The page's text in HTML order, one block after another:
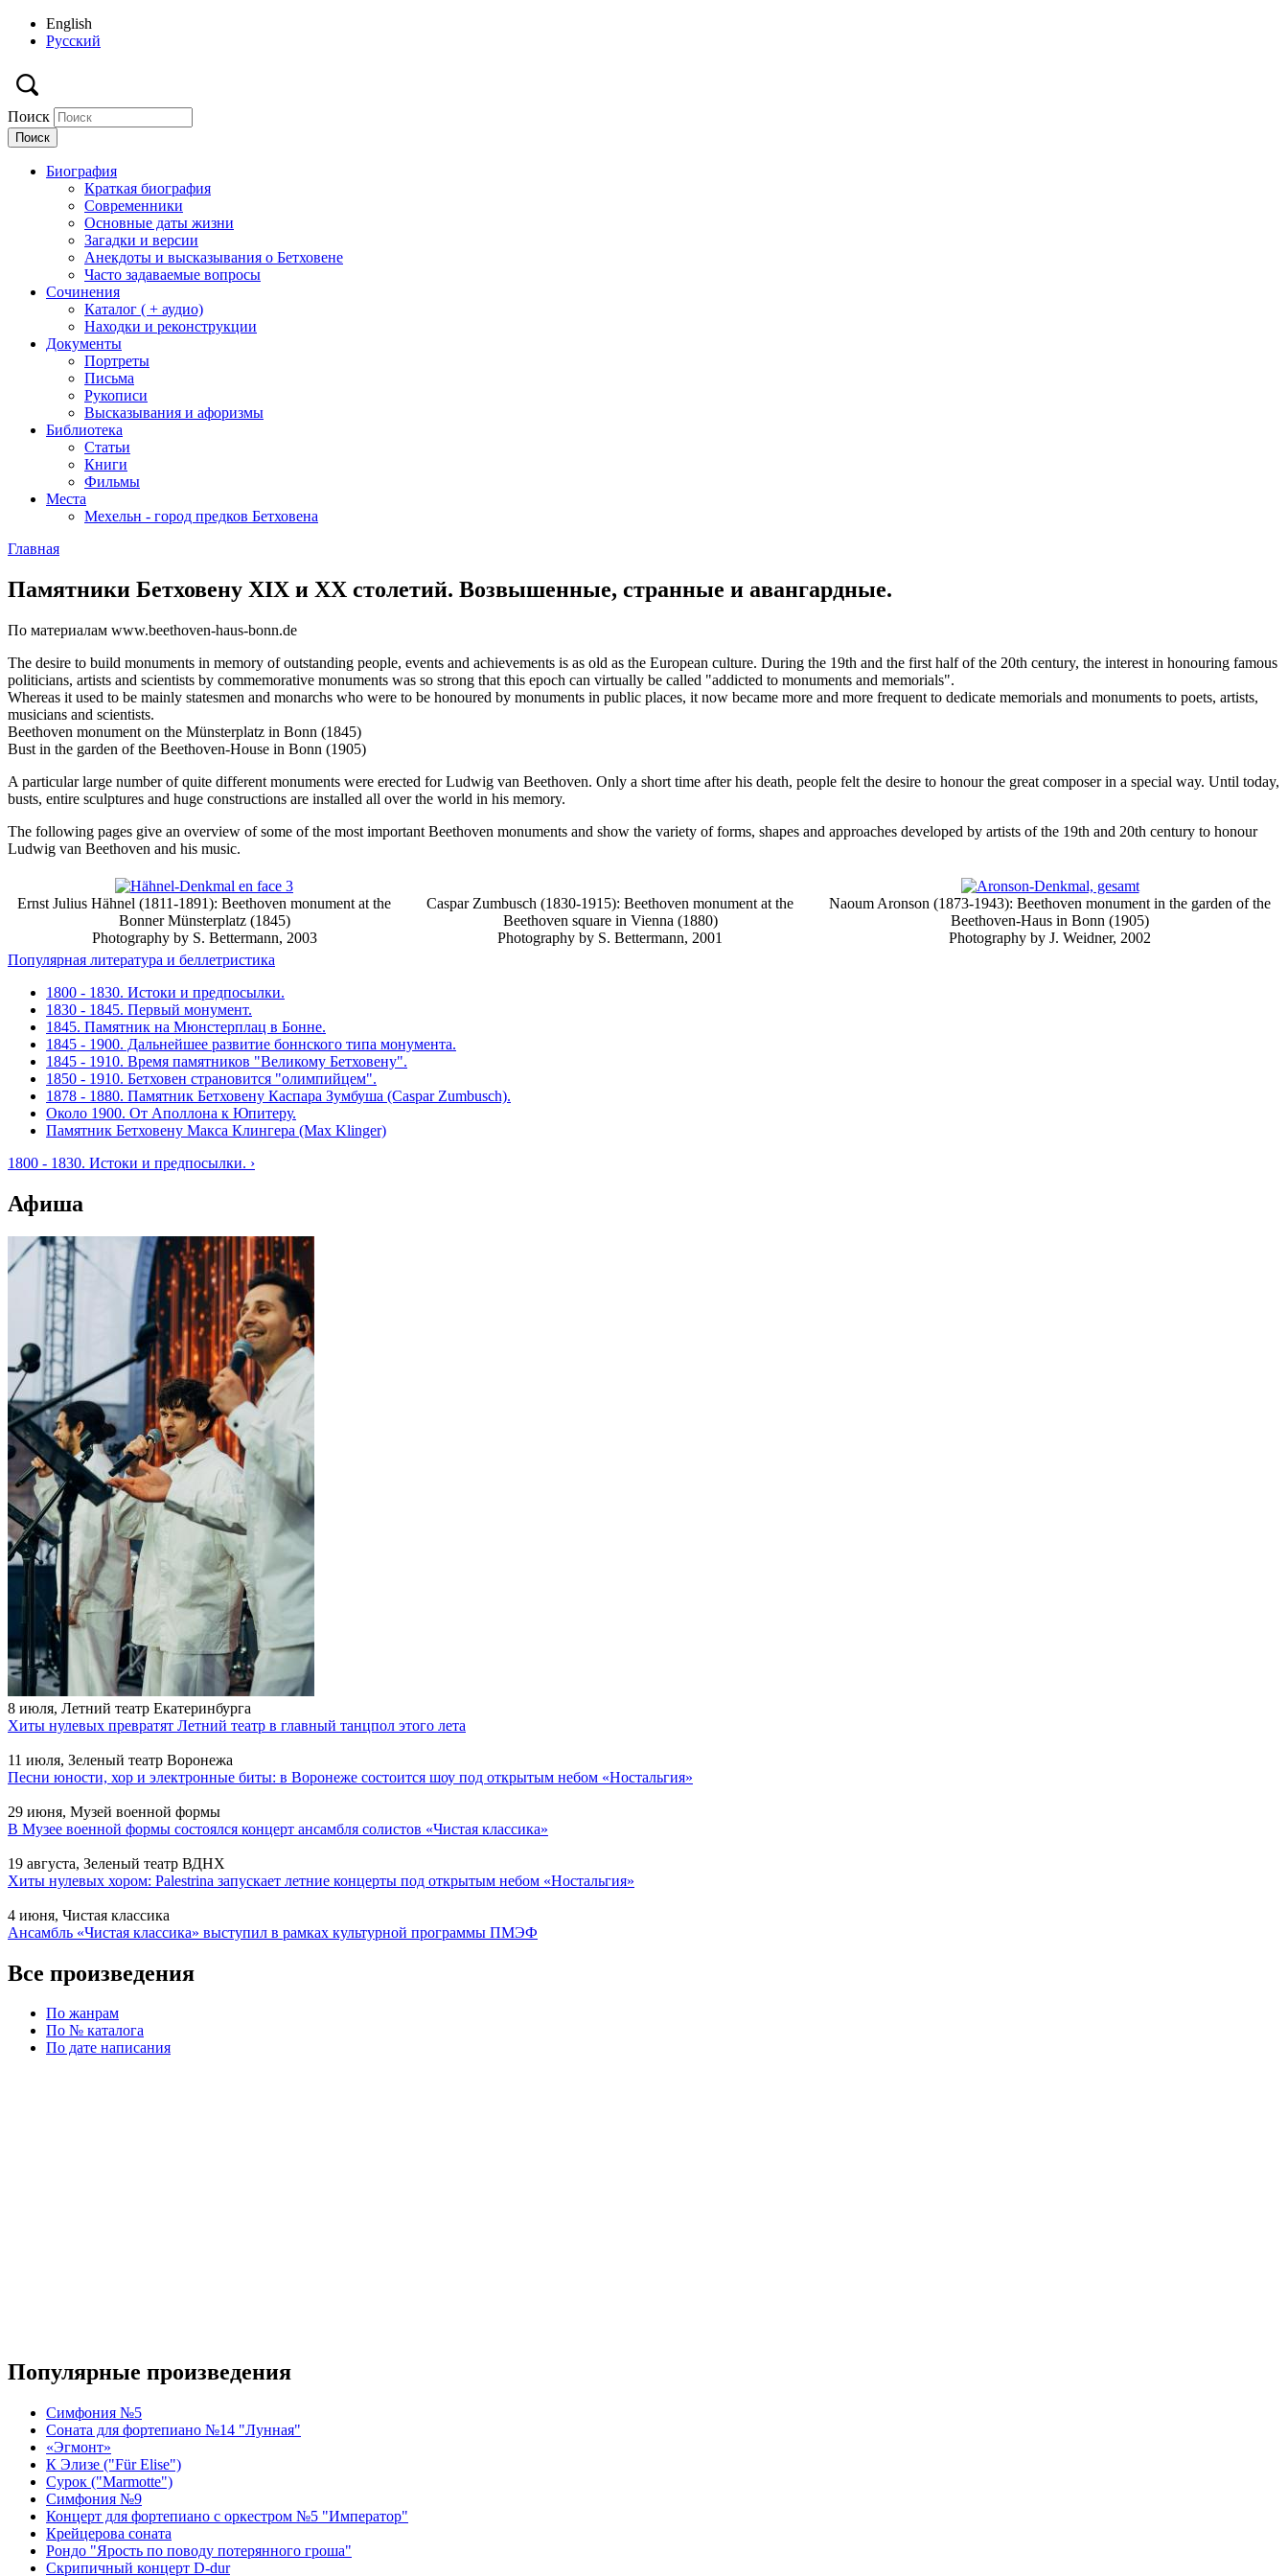
English
Русский
Поиск
Биография
Краткая биография
Современники
Основные даты жизни
Загадки и версии
Анекдоты и высказывания о Бетховене
Часто задаваемые вопросы
Сочинения
Каталог ( + аудио)
Находки и реконструкции
Документы
Портреты
Письма
Рукописи
Высказывания и афоризмы
Библиотека
Статьи
Книги
Фильмы
Места
Мехельн - город предков Бетховена
Главная
Памятники Бетховену XIX и XX столетий. Возвышенные, странные и авангардные.
По материалам www.beethoven-haus-bonn.de
The desire to build monuments in memory of outstanding people, events and achievements is as old as the European culture. During the 19th and the first half of the 20th century, the interest in honouring famous
politicians, artists and scientists by commemorative monuments was so strong that this epoch can virtually be called "addicted to monuments and memorials".
Whereas it used to be mainly statesmen and monarchs who were to be honoured by monuments in public places, it now became more and more frequent to dedicate memorials and monuments to poets, artists,
musicians and scientists.
Beethoven monument on the Münsterplatz in Bonn (1845)
Bust in the garden of the Beethoven-House in Bonn (1905)
A particular large number of quite different monuments were erected for Ludwig van Beethoven. Only a short time after his death, people felt the desire to honour the great composer in a special way. Until today,
busts, entire sculptures and huge constructions are installed all over the world in his memory.
The following pages give an overview of some of the most important Beethoven monuments and show the variety of forms, shapes and approaches developed by artists of the 19th and 20th century to honour
Ludwig van Beethoven and his music.
Ernst Julius Hähnel (1811-1891): Beethoven monument at the
Bonner Münsterplatz (1845)
Photography by S. Bettermann, 2003
Caspar Zumbusch (1830-1915): Beethoven monument at the
Beethoven square in Vienna (1880)
Photography by S. Bettermann, 2001
Naoum Aronson (1873-1943): Beethoven monument in the garden of the
Beethoven-Haus in Bonn (1905)
Photography by J. Weidner, 2002
Популярная литература и беллетристика
1800 - 1830. Истоки и предпосылки.
1830 - 1845. Первый монумент.
1845. Памятник на Мюнстерплац в Бонне.
1845 - 1900. Дальнейшее развитие боннского типа монумента.
1845 - 1910. Время памятников "Великому Бетховену".
1850 - 1910. Бетховен страновится "олимпийцем".
1878 - 1880. Памятник Бетховену Каспара Зумбуша (Caspar Zumbusch).
Около 1900. От Аполлона к Юпитеру.
Памятник Бетховену Макса Клингера (Max Klinger)
1800 - 1830. Истоки и предпосылки. ›
Афиша
8 июля, Летний театр Екатеринбурга
Хиты нулевых превратят Летний театр в главный танцпол этого лета
11 июля, Зеленый театр Воронежа
Песни юности, хор и электронные биты: в Воронеже состоится шоу под открытым небом «Ностальгия»
29 июня, Музей военной формы
В Музее военной формы состоялся концерт ансамбля солистов «Чистая классика»
19 августа, Зеленый театр ВДНХ
Хиты нулевых хором: Palestrina запускает летние концерты под открытым небом «Ностальгия»
4 июня, Чистая классика
Ансамбль «Чистая классика» выступил в рамках культурной программы ПМЭФ
Все произведения
По жанрам
По № каталога
По дате написания
Популярные произведения
Симфония №5
Соната для фортепиано №14 "Лунная"
«Эгмонт»
К Элизе ("Für Elise")
Сурок ("Marmotte")
Симфония №9
Концерт для фортепиано с оркестром №5 "Император"
Крейцерова соната
Рондо "Ярость по поводу потерянного гроша"
Скрипичный концерт D-dur